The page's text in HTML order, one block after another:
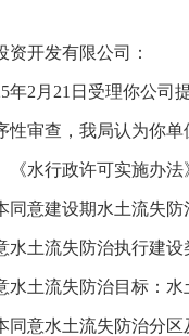
资开发有限公司：
2月21日受理你公司提
性审查，我局认为你
《水行政许可实施办
意建设期水土流失防
土流失防治执行建设
流失防治目标：水土
意水土流失防治分区